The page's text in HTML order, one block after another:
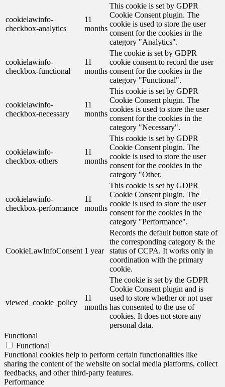
cookielawinfo-
checkbox-analytics
11
months
This cookie is set by GDPR
Cookie Consent plugin. The
cookie is used to store the user
consent for the cookies in the
category "Analytics".
cookielawinfo-
checkbox-functional
11
months
The cookie is set by GDPR
cookie consent to record the user
consent for the cookies in the
category "Functional".
cookielawinfo-
checkbox-necessary
11
months
This cookie is set by GDPR
Cookie Consent plugin. The
cookies is used to store the user
consent for the cookies in the
category "Necessary".
cookielawinfo-
checkbox-others
11
months
This cookie is set by GDPR
Cookie Consent plugin. The
cookie is used to store the user
consent for the cookies in the
category "Other.
cookielawinfo-
checkbox-performance
11
months
This cookie is set by GDPR
Cookie Consent plugin. The
cookie is used to store the user
consent for the cookies in the
category "Performance".
CookieLawInfoConsent 1 year
Records the default button state of
the corresponding category & the
status of CCPA. It works only in
coordination with the primary
cookie.
viewed_cookie_policy
11
months
The cookie is set by the GDPR
Cookie Consent plugin and is
used to store whether or not user
has consented to the use of
cookies. It does not store any
personal data.
Functional
Functional
Functional cookies help to perform certain functionalities like
sharing the content of the website on social media platforms, collect
feedbacks, and other third-party features.
Performance